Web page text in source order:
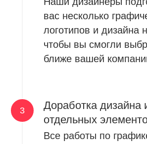
вас несколько
логотипов и дизайна
чтобы вы смогли
ближе вашей
Доработка дизайна
отдельных
Все работы по